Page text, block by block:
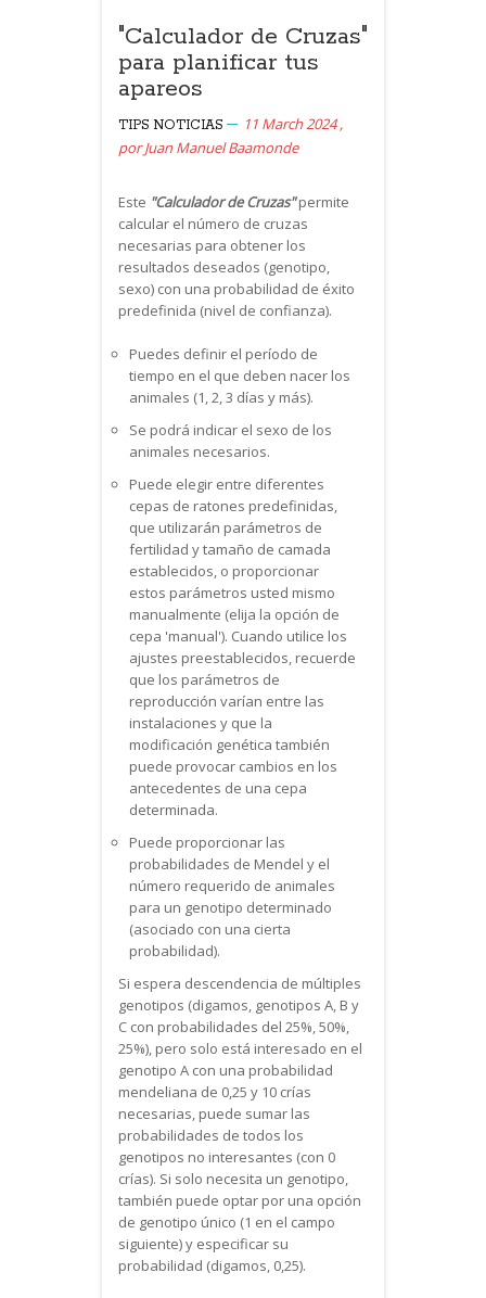
"Calculador de Cruzas"
para planificar tus
apareos
TIPS NOTICIAS 11 March 2024 ,
porJuan Manuel Baamonde
Este "Calculador de Cruzas"permite
calcular el número de cruzas
necesarias para obtener los
resultados deseados (genotipo,
sexo) con una probabilidad de éxito
predefinida (nivel de confianza).
Puedes definir el período de
tiempo en el que deben nacer los
animales (1, 2, 3 días y más).
Se podrá indicar el sexo de los
animales necesarios.
Puede elegir entre diferentes
cepas de ratones predefinidas,
que utilizarán parámetros de
fertilidad y tamaño de camada
establecidos, o proporcionar
estos parámetros usted mismo
manualmente (elija la opción de
cepa 'manual'). Cuando utilice los
ajustes preestablecidos, recuerde
que los parámetros de
reproducción varían entre las
instalaciones y que la
modificación genética también
puede provocar cambios en los
antecedentes de una cepa
determinada.
Puede proporcionar las
probabilidades de Mendel y el
número requerido de animales
para un genotipo determinado
(asociado con una cierta
probabilidad).
Si espera descendencia de múltiples
genotipos (digamos, genotipos A, B y
C con probabilidades del 25%, 50%,
25%), pero solo está interesado en el
genotipo A con una probabilidad
mendeliana de 0,25 y 10 crías
necesarias, puede sumar las
probabilidades de todos los
genotipos no interesantes (con 0
crías). Si solo necesita un genotipo,
también puede optar por una opción
de genotipo único (1 en el campo
siguiente) y especificar su
probabilidad (digamos, 0,25).